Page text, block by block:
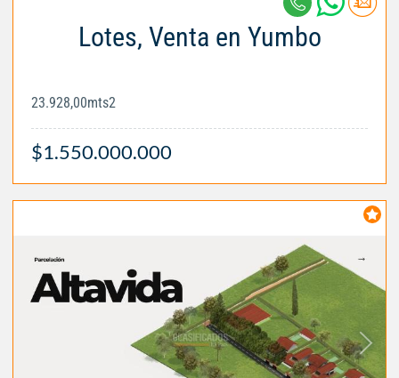
Lotes, Venta en Yumbo
23.928,00mts2
$1.550.000.000